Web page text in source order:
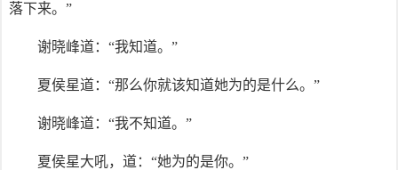
落下来。”
谢晓峰道：“我知道。”
夏侯星道：“那么你就该知道她为的是什么。”
谢晓峰道：“我不知道。”
夏侯星大吼，道：“她为的是你。”